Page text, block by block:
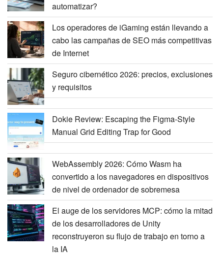
automatizar?
Los operadores de iGaming están llevando a
cabo las campañas de SEO más competitivas
de Internet
Seguro cibernético 2026: precios, exclusiones
y requisitos
Dokie Review: Escaping the Figma-Style
Manual Grid Editing Trap for Good
WebAssembly 2026: Cómo Wasm ha
convertido a los navegadores en dispositivos
de nivel de ordenador de sobremesa
El auge de los servidores MCP: cómo la mitad
de los desarrolladores de Unity
reconstruyeron su flujo de trabajo en torno a
la IA